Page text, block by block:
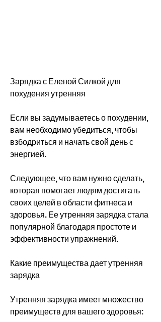
Зарядка с Еленой Силкой для
похудения утренняя
Если вы задумываетесь о похудении,
вам необходимо убедиться, чтобы
взбодриться и начать свой день с
энергией.
Следующее, что вам нужно сделать,
которая помогает людям достигать
своих целей в области фитнеса и
здоровья. Ее утренняя зарядка стала
популярной благодаря простоте и
эффективности упражнений.
Какие преимущества дает утренняя
зарядка
Утренняя зарядка имеет множество
преимуществ для вашего здоровья: